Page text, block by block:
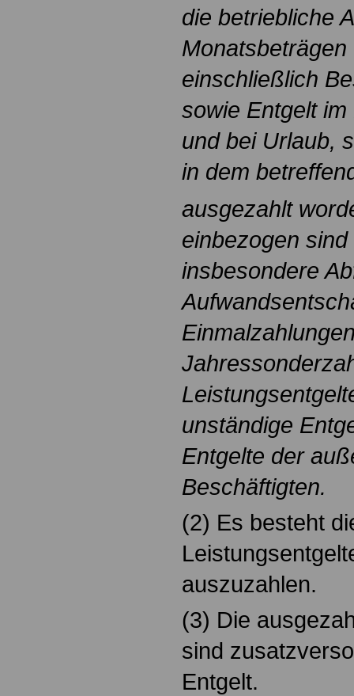
die betriebliche
einschließlich
sowie Entgelt
und bei Urlaub,
in dem
ausgezahlt
einbezogen
insbesondere
unständige
Entgelte der
Beschäftigten.
(2) Es besteht
auszuzahlen.
(3) Die
sind
Entgelt.